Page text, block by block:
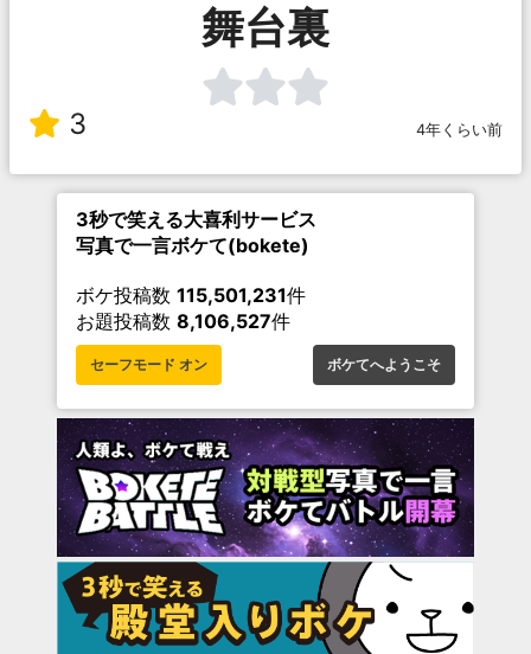
舞台裏
3 4年くらい前
3秒で笑える大喜利サービス
写真で一言ボケて(bokete)
ボケ投稿数 115,501,231件
お題投稿数 8,106,527件
セーフモード オン ボケてへようこそ